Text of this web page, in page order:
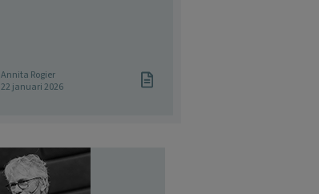
Annita Rogier
22 januari 2026